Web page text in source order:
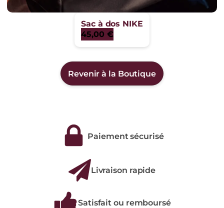
Sac à dos NIKE
45,00 €
Revenir à la Boutique
Paiement sécurisé
Livraison rapide
Satisfait ou remboursé